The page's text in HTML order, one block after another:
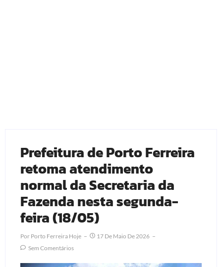
Prefeitura de Porto Ferreira
retoma atendimento
normal da Secretaria da
Fazenda nesta segunda-
feira (18/05)
Por Porto Ferreira Hoje
17 De Maio De 2026
Sem Comentários